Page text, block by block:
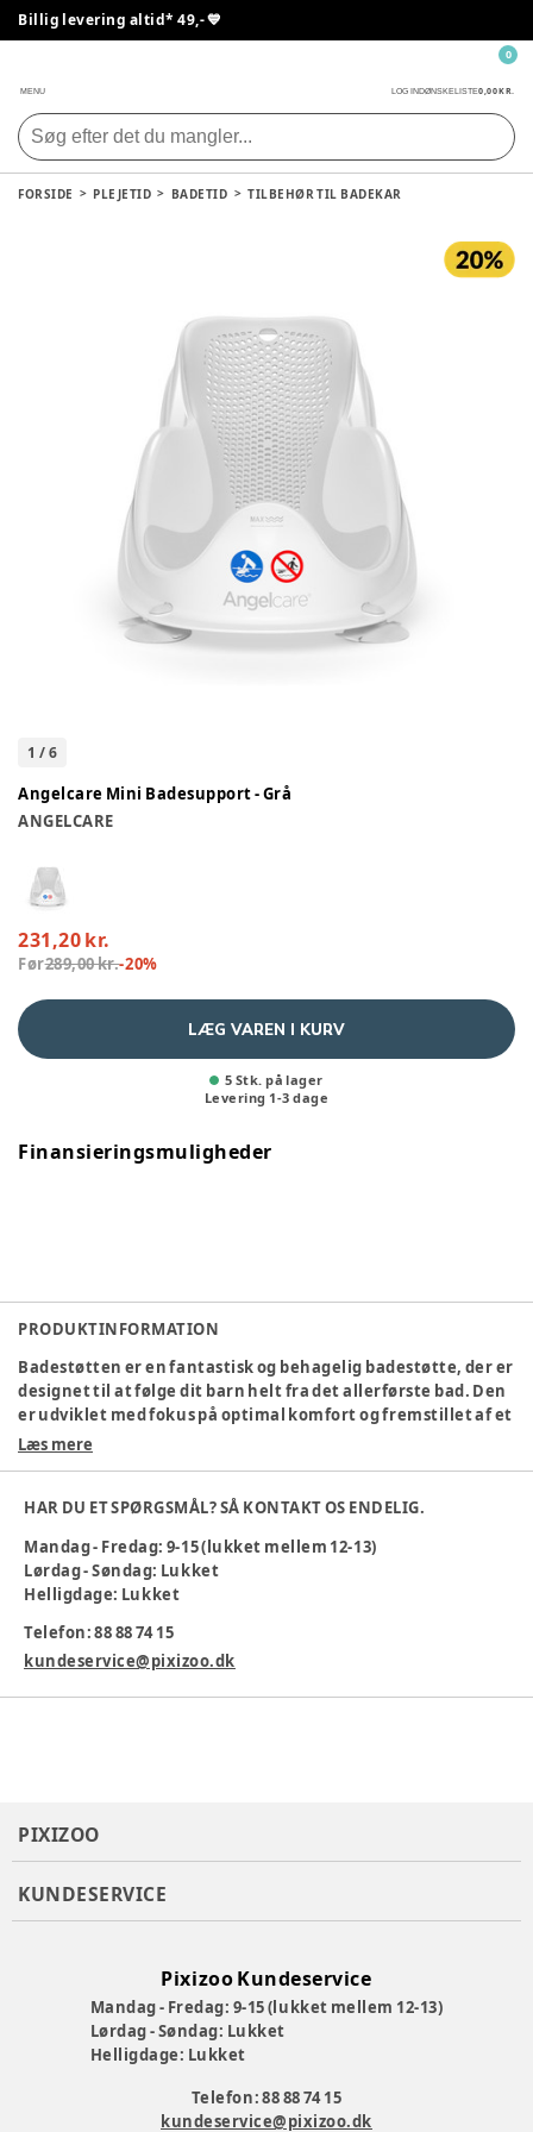
Billig levering altid* 49,- 💙
MENU LOG INDØNSKELISTE0,00 KR.
0
FORSIDE PLEJETID BADETID TILBEHØR TIL BADEKAR
1 /6
Angelcare Mini Badesupport - Grå
ANGELCARE
231,20 kr.
Før289,00 kr.-20%
LÆG VAREN I KURV
5 Stk. på lager
Levering 1-3 dage
Finansieringsmuligheder
PRODUKTINFORMATION
Badestøtten er en fantastisk og behagelig badestøtte, der er
designet til at følge dit barn helt fra det allerførste bad. Den
er udviklet med fokus på optimal komfort og fremstillet af et
blødt plastmateriale, der gør det nemt at skylle barnet
har en støttende form, der holder dit barn sikkert og sikrer
især til spædbørn i alderen 0 til 6 måneder, da de har brug for
ekstra støtte og komfort under badet. Det er en god måde at
sikre, at dit barn får en behagelig oplevelse under badet, og
det gør det også lettere for dig at holde øje med og vaske
barnet.
Varenummer:368673
Læs mere
HAR DU ET SPØRGSMÅL? SÅ KONTAKT OS ENDELIG.
Mandag - Fredag: 9-15 (lukket mellem 12-13)
Lørdag - Søndag: Lukket
Helligdage: Lukket
Telefon: 88 88 74 15
kundeservice@pixizoo.dk
PIXIZOO
KUNDESERVICE
Pixizoo Kundeservice
Mandag - Fredag: 9-15 (lukket mellem 12-13)
Lørdag - Søndag: Lukket
Helligdage: Lukket
Telefon: 88 88 74 15
kundeservice@pixizoo.dk